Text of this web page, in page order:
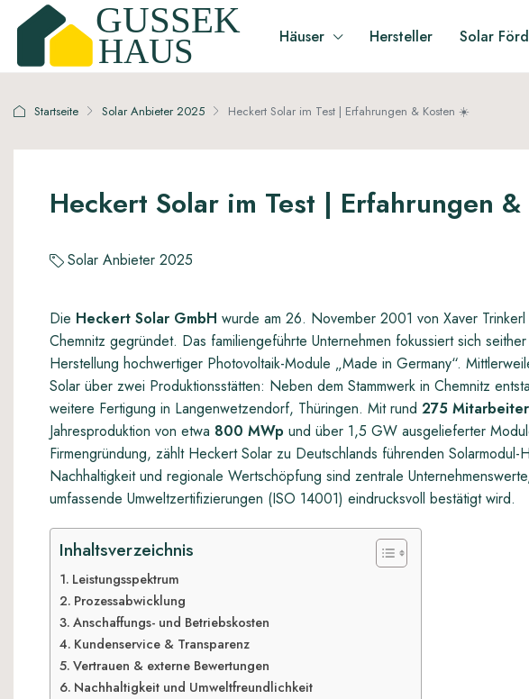
Häuser Hersteller Solar
Startseite Solar Anbieter 2025 Heckert Solar im Test | Erfahrungen & Kosten ☀️
Heckert Solar im Test | Erfahrungen
Solar Anbieter 2025
Die Heckert Solar GmbH wurde am 26. November 2001 von Xaver Trinkerl
Chemnitz gegründet. Das familiengeführte Unternehmen fokussiert sich
Herstellung hochwertiger Photovoltaik-Module „Made in Germany“.
Solar über zwei Produktionsstätten: Neben dem Stammwerk in Chemnitz
weitere Fertigung in Langenwetzendorf, Thüringen. Mit rund 275
Jahresproduktion von etwa 800 MWp und über 1,5 GW ausgelieferter
Firmengründung, zählt Heckert Solar zu Deutschlands führenden Solarmodul-
Nachhaltigkeit und regionale Wertschöpfung sind zentrale
umfassende Umweltzertifizierungen (ISO 14001) eindrucksvoll bestätigt wird.
Inhaltsverzeichnis
Leistungsspektrum
Prozessabwicklung
Anschaffungs- und Betriebskosten
Kundenservice & Transparenz
Vertrauen & externe Bewertungen
Nachhaltigkeit und Umweltfreundlichkeit